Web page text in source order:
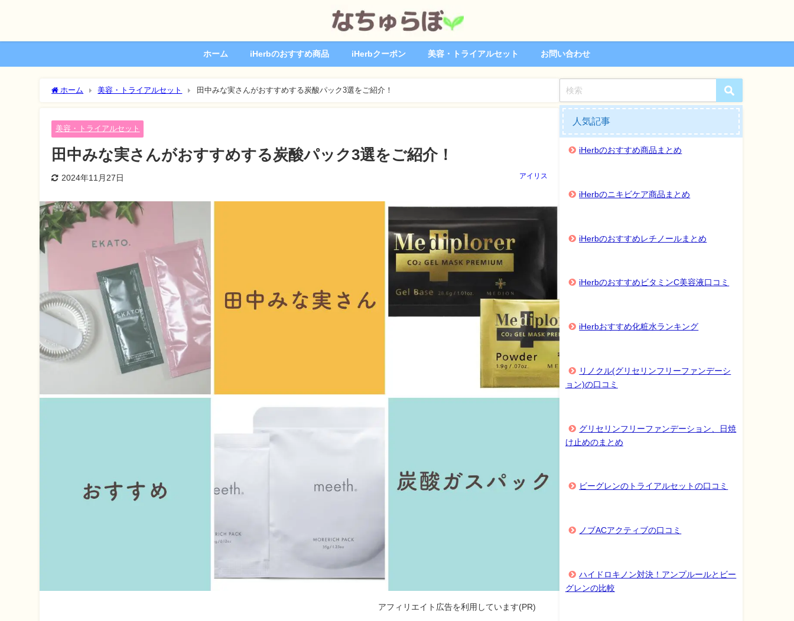
ホーム iHerbのおすすめ商品 iHerbクーポン 美容・トライアルセット お問い合わせ
ホーム 美容・トライアルセット 田中みな実さんがおすすめする炭酸パック3選をご紹介！
美容・トライアルセット
田中みな実さんがおすすめする炭酸パック3選をご紹介！
2024年11月27日 アイリス
アフィリエイト広告を利用しています(PR)
人気記事
iHerbのおすすめ商品まとめ
iHerbのニキビケア商品まとめ
iHerbのおすすめレチノールまとめ
iHerbのおすすめビタミンC美容液口コミ
iHerbおすすめ化粧水ランキング
リノクル(グリセリンフリーファンデーシ
ョン)の口コミ
グリセリンフリーファンデーション、日焼
け止めのまとめ
ビーグレンのトライアルセットの口コミ
ノブACアクティブの口コミ
ハイドロキノン対決！アンプルールとビー
グレンの比較